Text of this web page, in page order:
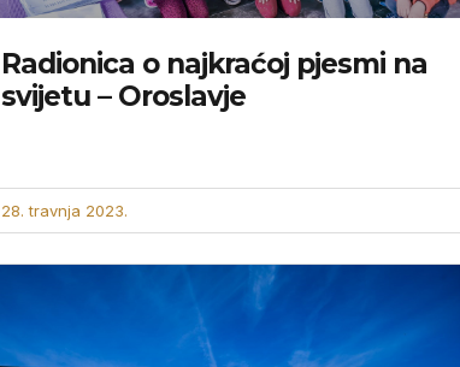
Radionica o najkraćoj pjesmi na
svijetu – Oroslavje
28. travnja 2023.